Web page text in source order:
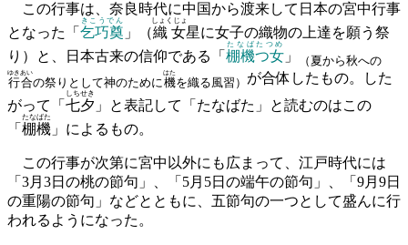
この行事は、奈良時代に中国から渡来して日本の宮中行事
となった「 乞巧奠
きこうでん
」（織女
しょくじょ
星に女子の織物の上達を願う祭
り）と、日本古来の信仰である「 棚機つ女
たなばたつめ
」
（夏から秋への
行合
ゆきあい
の祭りとして神のために機
はた
を織る風習） が合体したもの。した
がって「 七夕
しちせき
」と表記して「たなばた」と読むのはこの
「 棚機
たなばた
」によるもの。
この行事が次第に宮中以外にも広まって、江戸時代には
「3月3日の桃の節句」、「5月5日の端午の節句」、「9月9日
の重陽の節句」などとともに、五節句の一つとして盛んに行
われるようになった。